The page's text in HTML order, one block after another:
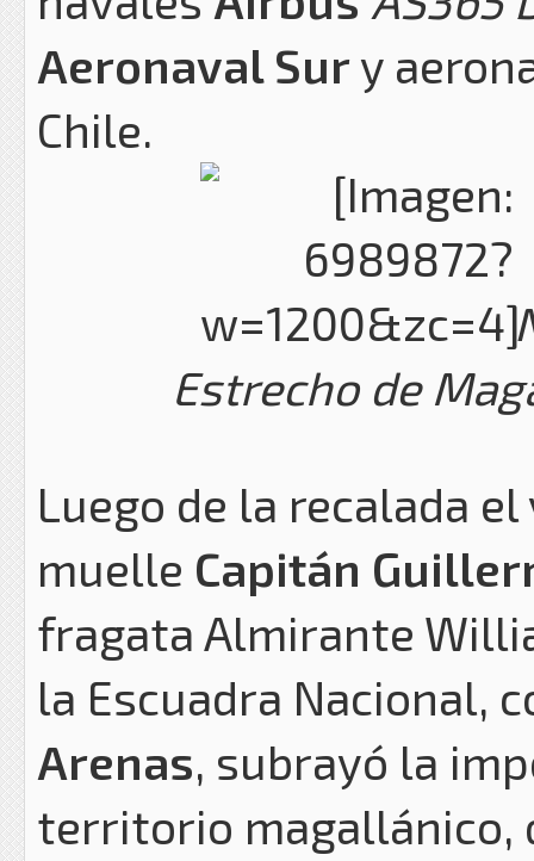
Aeronaval Sury
Chile.
Estrecho de
Luego de la recalada
muelle Capitán
fragata Almirante
la Escuadra Nacional,
Arenas, subrayó la
territorio magallánico,